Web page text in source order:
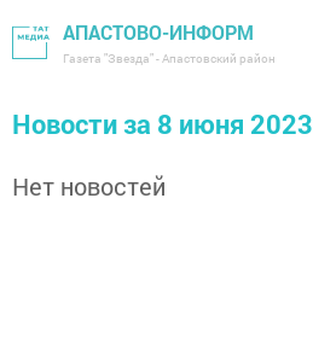
АПАСТОВО-ИНФОРМ
Газета "Звезда" - Апастовский район
Новости за 8 июня 2023
Нет новостей